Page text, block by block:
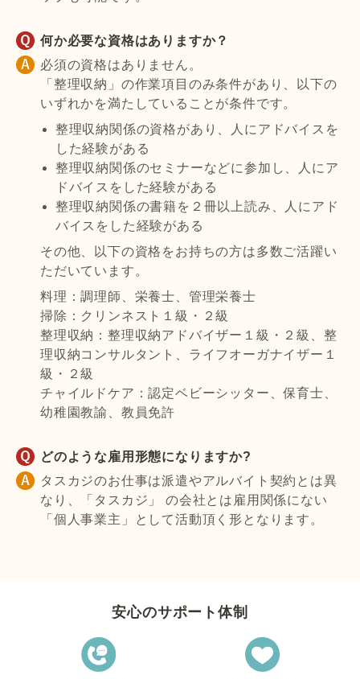
何か必要な資格はありますか？
必須の資格はありません。
「整理収納」の作業項目のみ条件があり、以下の
いずれかを満たしていることが条件です。
整理収納関係の資格があり、人にアドバイスを
した経験がある
整理収納関係のセミナーなどに参加し、人にア
ドバイスをした経験がある
整理収納関係の書籍を２冊以上読み、人にアド
バイスをした経験がある
その他、以下の資格をお持ちの方は多数ご活躍い
ただいています。
料理：調理師、栄養士、管理栄養士
掃除：クリンネスト１級・２級
整理収納：整理収納アドバイザー１級・２級、整
理収納コンサルタント、ライフオーガナイザー１
級・２級
チャイルドケア：認定ベビーシッター、保育士、
幼稚園教諭、教員免許
どのような雇用形態になりますか?
タスカジのお仕事は派遣やアルバイト契約とは異
なり、「タスカジ」 の会社とは雇用関係にない
「個人事業主」として活動頂く形となります。
安心のサポート体制